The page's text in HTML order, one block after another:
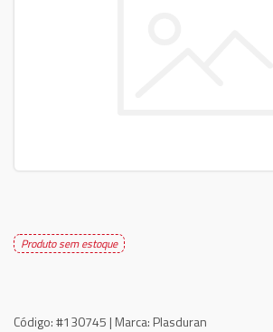
Produto sem estoque
Código:#130745 | Marca: Plasduran